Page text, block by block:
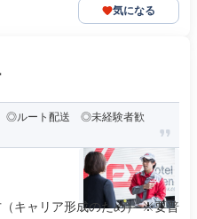
気になる
ルート配送 ◎未経験者歓
キャリア形成のため） ※要普